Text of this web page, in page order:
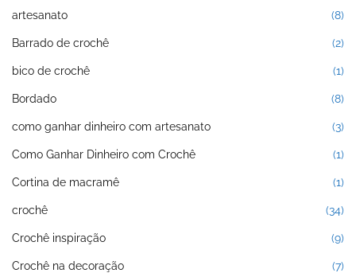
artesanato (8)
Barrado de crochê (2)
bico de crochê (1)
Bordado (8)
como ganhar dinheiro com artesanato (3)
Como Ganhar Dinheiro com Crochê (1)
Cortina de macramê (1)
crochê (34)
Crochê inspiração (9)
Crochê na decoração (7)